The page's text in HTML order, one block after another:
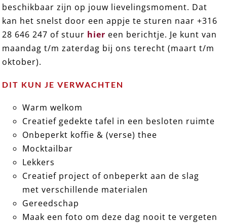
beschikbaar zijn op jouw lievelingsmoment. Dat
kan het snelst door een appje te sturen naar +316
28 646 247 of stuur hier een berichtje. Je kunt van
maandag t/m zaterdag bij ons terecht (maart t/m
oktober).
DIT KUN JE VERWACHTEN
Warm welkom
Creatief gedekte tafel in een besloten ruimte
Onbeperkt koffie & (verse) thee
Mocktailbar
Lekkers
Creatief project of onbeperkt aan de slag
met verschillende materialen
Gereedschap
Maak een foto om deze dag nooit te vergeten